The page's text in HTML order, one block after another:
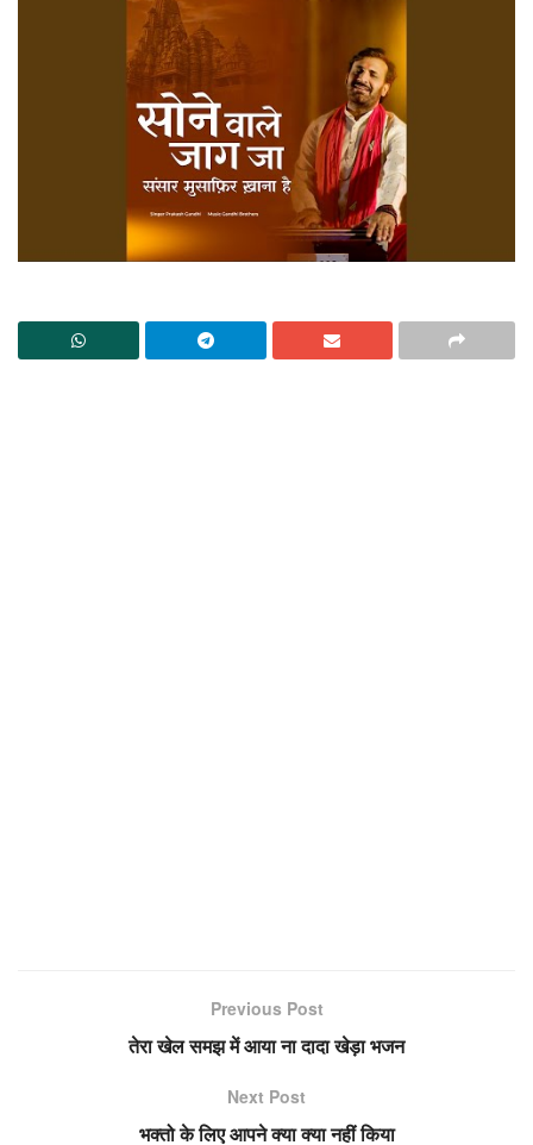
Previous Post
तेरा खेल समझ में आया ना दादा खेड़ा भजन
Next Post
भक्तो के लिए आपने क्या क्या नहीं किया